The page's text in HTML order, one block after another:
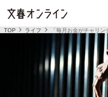
TOP ライフ 「毎月お金がチャリ